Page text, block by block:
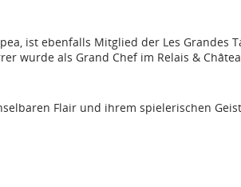
ist ebenfalls Mitglied der Les Grandes
wurde als Grand Chef im Relais &
Flair und ihrem spielerischen